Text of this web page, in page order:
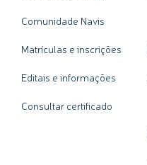
Comunidade Navis
Matrículas e inscrições
Editais e informações
Consultar certificado